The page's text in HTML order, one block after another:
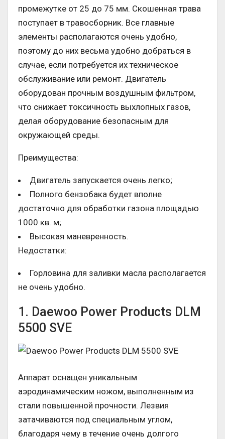
промежутке от 25 до 75 мм. Скошенная трава
поступает в травосборник. Все главные
элементы располагаются очень удобно,
поэтому до них весьма удобно добраться в
случае, если потребуется их техническое
обслуживание или ремонт. Двигатель
оборудован прочным воздушным фильтром,
что снижает токсичность выхлопных газов,
делая оборудование безопасным для
окружающей среды.
Преимущества:
Двигатель запускается очень легко;
Полного бензобака будет вполне
достаточно для обработки газона площадью
1000 кв. м;
Высокая маневренность.
Недостатки:
Горловина для заливки масла располагается
не очень удобно.
1. Daewoo Power Products DLM
5500 SVE
Аппарат оснащен уникальным
аэродинамическим ножом, выполненным из
стали повышенной прочности. Лезвия
затачиваются под специальным углом,
благодаря чему в течение очень долгого